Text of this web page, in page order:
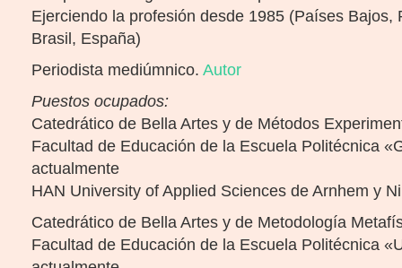
Ejerciendo la profesión desde 1985 (Países Bajos,
Brasil, España)
Periodista mediúmnico. Autor
Puestos ocupados:
Catedrático de Bella Artes y de Métodos
Facultad de Educación de la Escuela Politécnica
actualmente
HAN University of Applied Sciences de Arnhem y
Catedrático de Bella Artes y de Metodología
Facultad de Educación de la Escuela Politécnica